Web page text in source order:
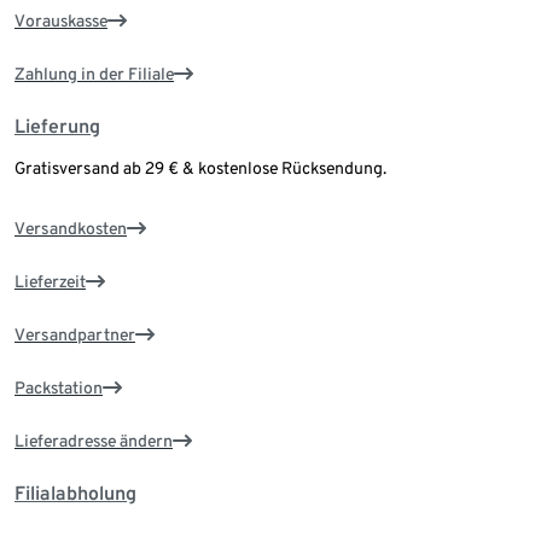
Vorauskasse
Zahlung in der Filiale
Lieferung
Gratisversand ab 29 € & kostenlose Rücksendung.
Versandkosten
Lieferzeit
Versandpartner
Packstation
Lieferadresse ändern
Filialabholung